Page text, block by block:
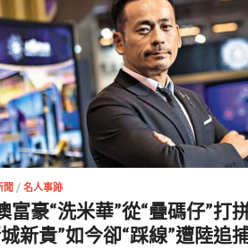
聞 /名人事跡
富豪“洗米華”從“疊碼仔”打
新貴”如今卻“踩線”遭陸追